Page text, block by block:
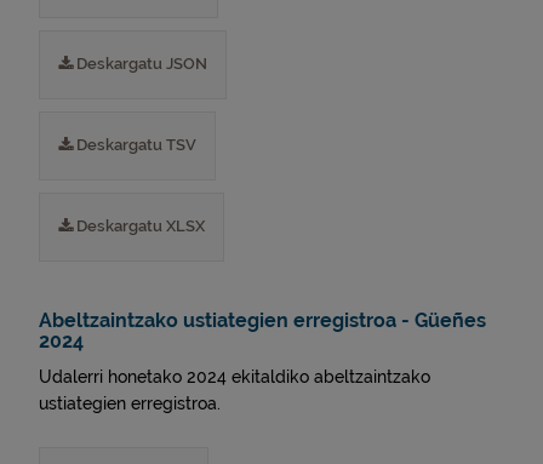
Deskargatu JSON
Deskargatu TSV
Deskargatu XLSX
Abeltzaintzako ustiategien erregistroa - Güeñes
2024
Udalerri honetako 2024 ekitaldiko abeltzaintzako
ustiategien erregistroa.